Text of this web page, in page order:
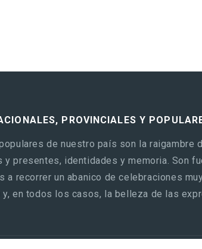
PROVINCIALES Y
de nuestro país son la raigambre
y presentes, identidades y memoria. Son
a recorrer un abanico de celebraciones
en todos los casos, la belleza de las